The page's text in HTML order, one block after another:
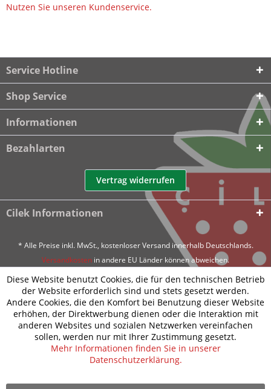
Nutzen Sie unseren Kundenservice.
Service Hotline
Shop Service
Informationen
Bezahlarten
Vertrag widerrufen
Cilek Informationen
* Alle Preise inkl. MwSt., kostenloser Versand innerhalb Deutschlands.
Versandkosten in andere EU Länder können abweichen.
Diese Website benutzt Cookies, die für den technischen Betrieb
der Website erforderlich sind und stets gesetzt werden.
Andere Cookies, die den Komfort bei Benutzung dieser Website
erhöhen, der Direktwerbung dienen oder die Interaktion mit
anderen Websites und sozialen Netzwerken vereinfachen
sollen, werden nur mit Ihrer Zustimmung gesetzt.
Mehr Informationen finden Sie in unserer
Datenschutzerklärung.